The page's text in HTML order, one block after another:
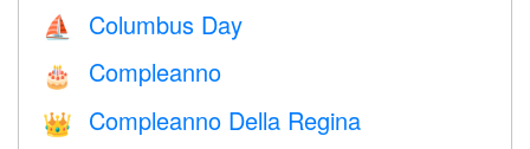
⛵️ Columbus Day
🎂 Compleanno
👑 Compleanno Della Regina